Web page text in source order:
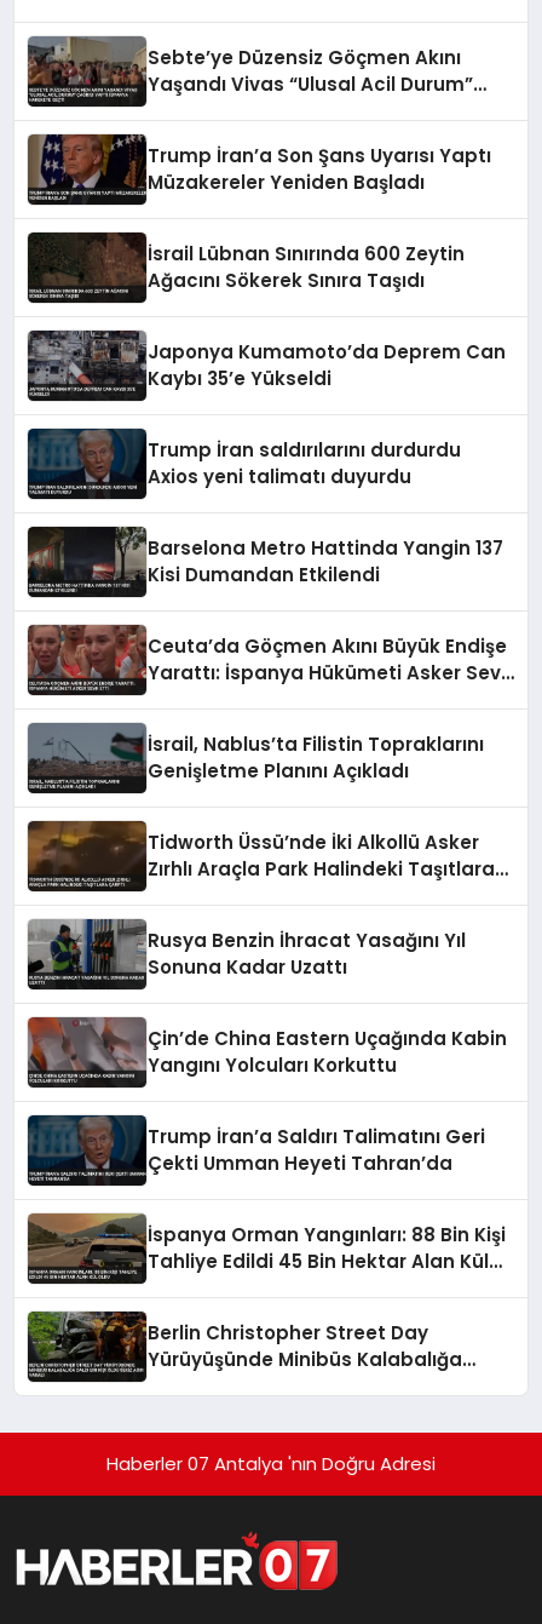
Sebte’ye Düzensiz Göçmen Akını
Yaşandı Vivas “Ulusal Acil Durum”
Trump İran’a Son Şans Uyarısı Yaptı
Müzakereler Yeniden Başladı
İsrail Lübnan Sınırında 600 Zeytin
Ağacını Sökerek Sınıra Taşıdı
Japonya Kumamoto’da Deprem Can
Kaybı 35’e Yükseldi
Trump İran saldırılarını durdurdu
Axios yeni talimatı duyurdu
Barselona Metro Hattinda Yangin 137
Kisi Dumandan Etkilendi
Ceuta’da Göçmen Akını Büyük Endişe
Yarattı: İspanya Hükümeti Asker Sevk
İsrail, Nablus’ta Filistin Topraklarını
Genişletme Planını Açıkladı
Tidworth Üssü’nde İki Alkollü Asker
Zırhlı Araçla Park Halindeki Taşıtlara
Rusya Benzin İhracat Yasağını Yıl
Sonuna Kadar Uzattı
Çin’de China Eastern Uçağında Kabin
Yangını Yolcuları Korkuttu
Trump İran’a Saldırı Talimatını Geri
Çekti Umman Heyeti Tahran’da
İspanya Orman Yangınları: 88 Bin Kişi
Tahliye Edildi 45 Bin Hektar Alan Kül
Berlin Christopher Street Day
Yürüyüşünde Minibüs Kalabalığa
Haberler 07 Antalya 'nın Doğru Adresi